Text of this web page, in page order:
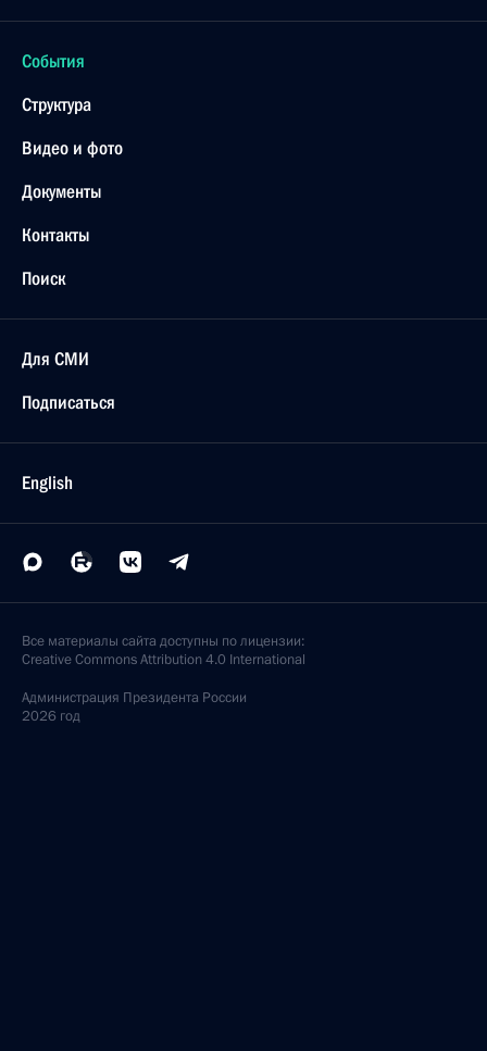
События
Структура
Видео и фото
Документы
Контакты
Поиск
Для СМИ
Подписаться
English
Все материалы сайта доступны по лицензии:
Creative Commons Attribution 4.0 International
Администрация Президента России
2026 год